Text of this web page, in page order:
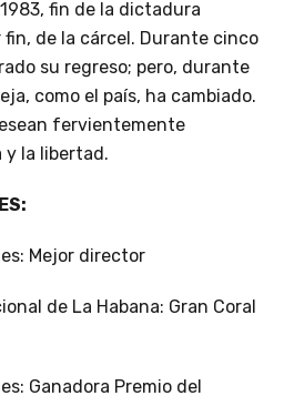
fin de la dictadura
fin, de la cárcel. Durante cinco
su regreso; pero, durante
como el país, ha cambiado.
fervientemente
y la libertad.
Mejor director
de La Habana: Gran Coral
Ganadora Premio del